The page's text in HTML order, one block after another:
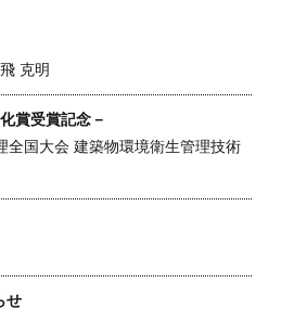
克明
賞受賞記念－
全国大会 建築物環境衛生管理技術
せ